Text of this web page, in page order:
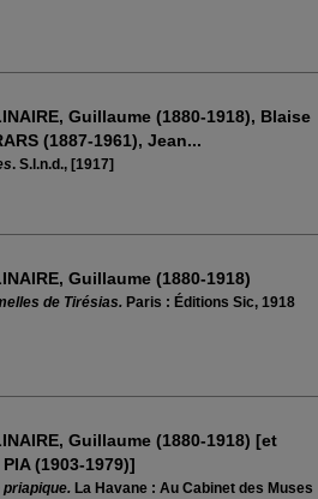
Guillaume (1880-1918), Blaise
(1887-1961), Jean...
. S.l.n.d., [1917]
Guillaume (1880-1918)
de Tirésias. Paris : Éditions Sic, 1918
Guillaume (1880-1918) [et
(1903-1979)]
La Havane : Au Cabinet des Muses